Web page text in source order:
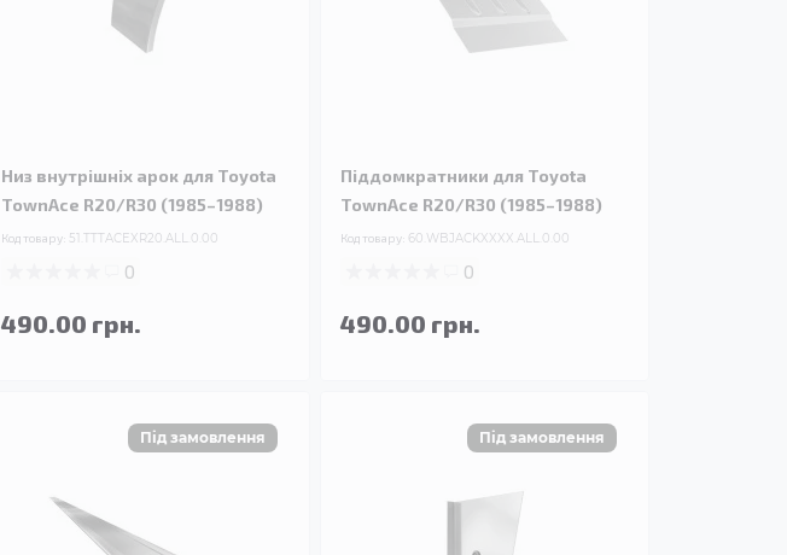
Низ внутрішніх арок для Toyota
TownAce R20/R30 (1985–1988)
Код товару: 51.TTTACEXR20.ALL.0.00
0
490.00 грн.
Піддомкратники для Toyota
TownAce R20/R30 (1985–1988)
Код товару: 60.WBJACKXXXX.ALL.0.00
0
490.00 грн.